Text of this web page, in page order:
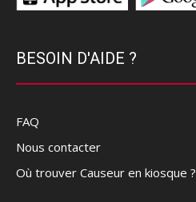
BESOIN D'AIDE ?
FAQ
Nous contacter
Où trouver Causeur en kiosque ?